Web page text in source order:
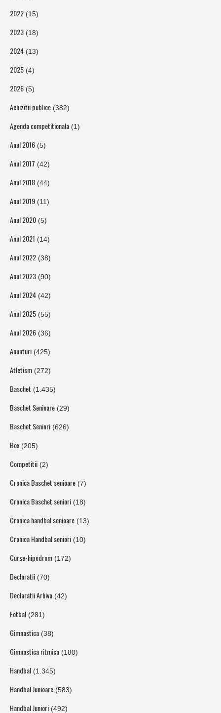
2022 (15)
2023 (18)
2024 (13)
2025 (4)
2026 (5)
Achizitii publice (382)
Agenda competitionala (1)
Anul 2016 (5)
Anul 2017 (42)
Anul 2018 (44)
Anul 2019 (11)
Anul 2020 (5)
Anul 2021 (14)
Anul 2022 (38)
Anul 2023 (90)
Anul 2024 (42)
Anul 2025 (55)
Anul 2026 (36)
Anunturi (425)
Atletism (272)
Baschet (1.435)
Baschet Senioare (29)
Baschet Seniori (626)
Box (205)
Competitii (2)
Cronica Baschet senioare (7)
Cronica Baschet seniori (18)
Cronica handbal senioare (13)
Cronica Handbal seniori (10)
Curse-hipodrom (172)
Declaratii (70)
Declaratii Arhiva (42)
Fotbal (281)
Gimnastica (38)
Gimnastica ritmica (180)
Handbal (1.345)
Handbal Junioare (583)
Handbal Juniori (492)